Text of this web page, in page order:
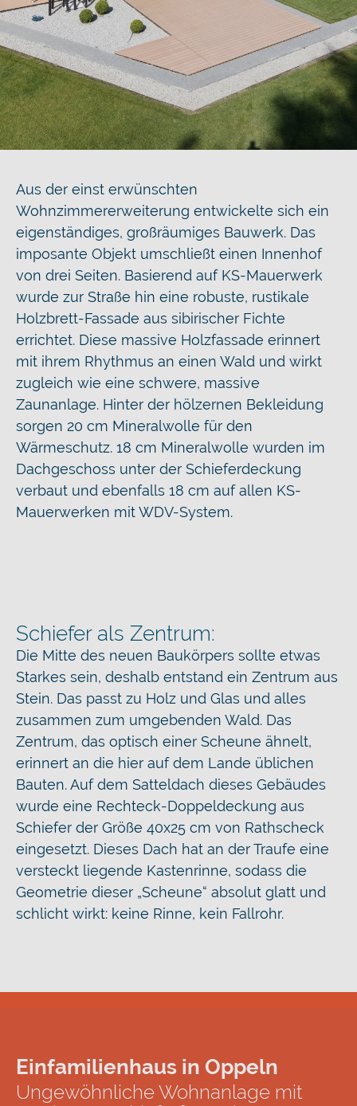
Aus der einst erwünschten
Wohnzimmererweiterung entwickelte sich ein
eigenständiges, großräumiges Bauwerk. Das
imposante Objekt umschließt einen Innenhof
von drei Seiten. Basierend auf KS-Mauerwerk
wurde zur Straße hin eine robuste, rustikale
Holzbrett-Fassade aus sibirischer Fichte
errichtet. Diese massive Holzfassade erinnert
mit ihrem Rhythmus an einen Wald und wirkt
zugleich wie eine schwere, massive
Zaunanlage. Hinter der hölzernen Bekleidung
sorgen 20 cm Mineralwolle für den
Wärmeschutz. 18 cm Mineralwolle wurden im
Dachgeschoss unter der Schieferdeckung
verbaut und ebenfalls 18 cm auf allen KS-
Mauerwerken mit WDV-System.
Schiefer als Zentrum:
Die Mitte des neuen Baukörpers sollte etwas
Starkes sein, deshalb entstand ein Zentrum aus
Stein. Das passt zu Holz und Glas und alles
zusammen zum umgebenden Wald. Das
Zentrum, das optisch einer Scheune ähnelt,
erinnert an die hier auf dem Lande üblichen
Bauten. Auf dem Satteldach dieses Gebäudes
wurde eine Rechteck-Doppeldeckung aus
Schiefer der Größe 40x25 cm von Rathscheck
eingesetzt. Dieses Dach hat an der Traufe eine
versteckt liegende Kastenrinne, sodass die
Geometrie dieser „Scheune“ absolut glatt und
schlicht wirkt: keine Rinne, kein Fallrohr.
Einfamilienhaus in Oppeln
Ungewöhnliche Wohnanlage mit